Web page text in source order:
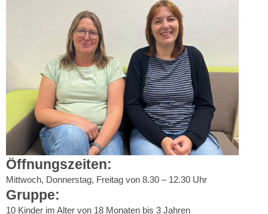
Öffnungszeiten:
Mittwoch, Donnerstag, Freitag von 8.30 – 12.30 Uhr
Gruppe:
10 Kinder im Alter von 18 Monaten bis 3 Jahren